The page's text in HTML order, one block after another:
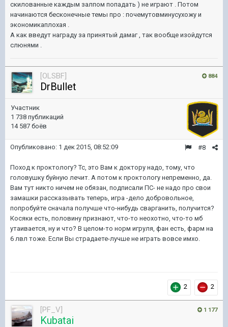
скилованные каждым залпом попадать ) не играют . Потом
начинаются бесконечные темы про : почемутовминусухожу и
экономикаплохая .
А как введут награду за принятый дамаг , так вообще изойдутся
слюнями .
884
[OLSBF]
DrBullet
Участник
1 738 публикаций
14 587 боёв
#8
Опубликовано: 1 дек 2015, 08:52:09
Поход к проктологу? Тс, это Вам к доктору надо, тому, что
головушку буйную лечит. А потом к проктологу непременно, да.
Вам тут никто ничем не обязан, подписали ПС- не надо про свои
замашки рассказывать теперь, игра -дело добровольное,
попробуйте сначала получше что-нибудь сварганить, получится?
Косяки есть, половину признают, что-то неохотно, что-то мб
утаивается, ну и что? В целом-то норм игруля, фан есть, фарм на
6 лвл тоже. Если Вы страдаете-лучше не играть вовсе имхо.
2 2
1 177
[PF_V]
Kubatai